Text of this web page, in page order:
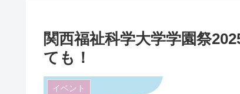
関西福祉科学大学学園祭
ても！
イベント